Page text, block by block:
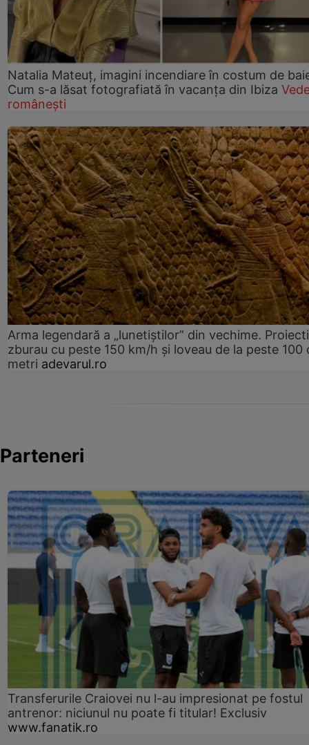
Natalia Mateuț, imagini incendiare în costum de
Cum s-a lăsat fotografiată în vacanța din Ibiza
românești
Arma legendară a „lunetiștilor” din vechime.
zburau cu peste 150 km/h și loveau de la peste 100
metri adevarul.ro
Parteneri
Transferurile Craiovei nu l-au impresionat pe fostul
antrenor: niciunul nu poate fi titular! Exclusiv
www.fanatik.ro